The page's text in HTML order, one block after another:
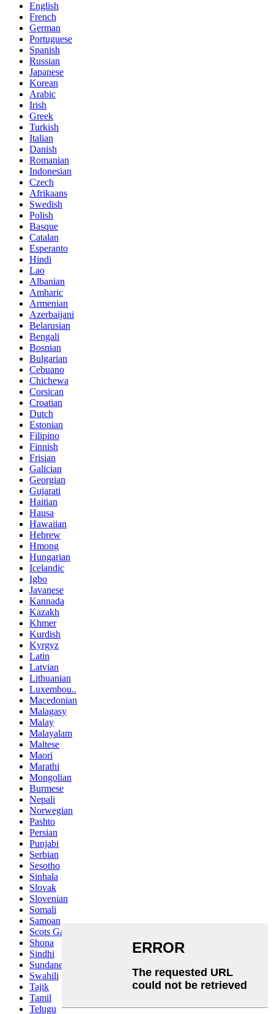
English
French
German
Portuguese
Spanish
Russian
Japanese
Korean
Arabic
Irish
Greek
Turkish
Italian
Danish
Romanian
Indonesian
Czech
Afrikaans
Swedish
Polish
Basque
Catalan
Esperanto
Hindi
Lao
Albanian
Amharic
Armenian
Azerbaijani
Belarusian
Bengali
Bosnian
Bulgarian
Cebuano
Chichewa
Corsican
Croatian
Dutch
Estonian
Filipino
Finnish
Frisian
Galician
Georgian
Gujarati
Haitian
Hausa
Hawaiian
Hebrew
Hmong
Hungarian
Icelandic
Igbo
Javanese
Kannada
Kazakh
Khmer
Kurdish
Kyrgyz
Latin
Latvian
Lithuanian
Luxembou..
Macedonian
Malagasy
Malay
Malayalam
Maltese
Maori
Marathi
Mongolian
Burmese
Nepali
Norwegian
Pashto
Persian
Punjabi
Serbian
Sesotho
Sinhala
Slovak
Slovenian
Somali
Samoan
Scots Gaelic
Shona
Sindhi
Sundanese
Swahili
Tajik
Tamil
Telugu